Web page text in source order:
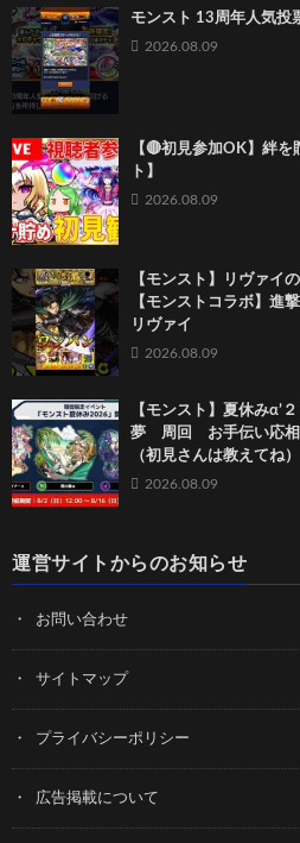
モンスト 13周年人気投
2026.08.09
【🔴初見参加OK】絆
ト】
2026.08.09
【モンスト】リヴァイ
【モンストコラボ】進
リヴァイ
2026.08.09
【モンスト】夏休み
夢 周回 お手伝い応
（初見さんは教えてね）
2026.08.09
運営サイトからのお知らせ
お問い合わせ
サイトマップ
プライバシーポリシー
広告掲載について